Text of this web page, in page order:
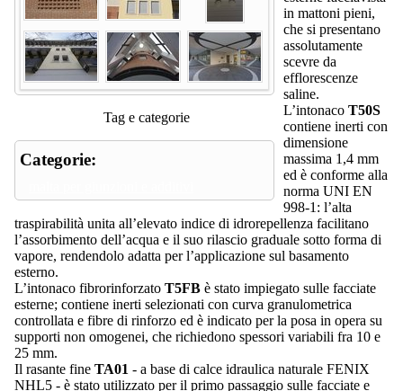
Tag e categorie
Categorie:
in mattoni pieni,
che si presentano
assolutamente
scevre da
efflorescenze
saline.
L’intonaco T50S
contiene inerti con
dimensione
massima 1,4 mm
ed è conforme alla
norma UNI EN
998-1: l’alta
traspirabilità unita all’elevato indice di idrorepellenza facilitano
l’assorbimento dell’acqua e il suo rilascio graduale sotto forma di
vapore, rendendolo adatta per l’applicazione sul basamento
esterno.
L’intonaco fibrorinforzato T5FB è stato impiegato sulle facciate
esterne; contiene inerti selezionati con curva granulometrica
controllata e fibre di rinforzo ed è indicato per la posa in opera su
supporti non omogenei, che richiedono spessori variabili fra 10 e
25 mm.
Il rasante fine TA01 - a base di calce idraulica naturale FENIX
NHL5 - è stato utilizzato per il primo passaggio sulle facciate e